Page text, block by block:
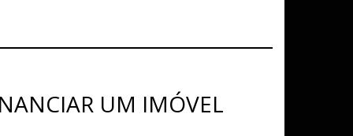
UM IMÓVEL